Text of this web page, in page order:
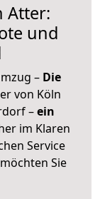
Atter:
und
– Die
von Köln
–ein
im Klaren
Service
Sie